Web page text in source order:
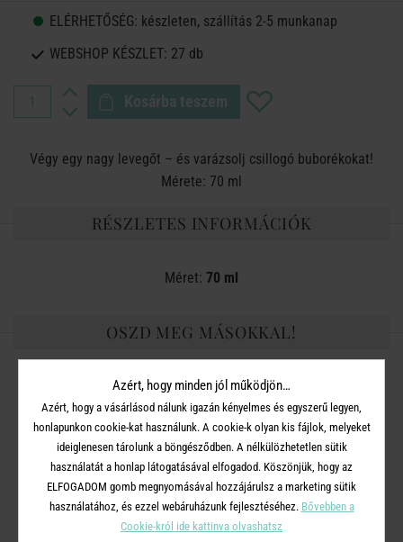
ELÉRHETŐSÉG: készleten, szállítás 2-5 munkanap
WEBSHOP KÉSZLET: 27 db
Kosárba teszem
Végy egy nagy levegőt – és varázsolj csillogó buborékokat!
Mérete: 70 ml
RÉSZLETES INFORMÁCIÓK
Méret: 70 ml
OSZD MEG MÁSOKKAL!
A TERMÉKCSALÁD TOVÁBBI
TERMÉKEI
Azért, hogy minden jól működjön…
Azért, hogy a vásárlásod nálunk igazán kényelmes és egyszerű legyen,
honlapunkon cookie-kat használunk. A cookie-k olyan kis fájlok, melyeket
ideiglenesen tárolunk a böngésződben. A nélkülözhetetlen sütik
használatát a honlap látogatásával elfogadod. Köszönjük, hogy az
ELFOGADOM gomb megnyomásával hozzájárulsz a marketing sütik
használatához, és ezzel webáruházunk fejlesztéséhez. Bővebben a
Cookie-król ide kattinva olvashatsz